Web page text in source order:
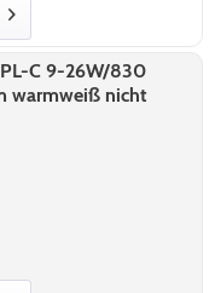
C 9-26W/830
warmweiß nicht